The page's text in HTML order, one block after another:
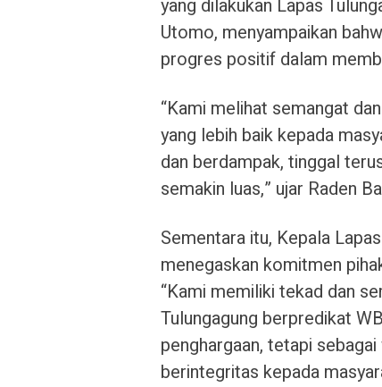
yang dilakukan Lapas
Utomo, menyampaikan
progres positif dalam
“Kami melihat semangat
yang lebih baik kepada
dan berdampak, tinggal
semakin luas,” ujar Raden
Sementara itu, Kepala
menegaskan komitmen
“Kami memiliki tekad dan
Tulungagung berpredikat
penghargaan, tetapi
berintegritas kepada